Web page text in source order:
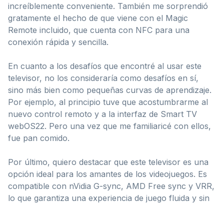
increíblemente conveniente. También me sorprendió
gratamente el hecho de que viene con el Magic
Remote incluido, que cuenta con NFC para una
conexión rápida y sencilla.
En cuanto a los desafíos que encontré al usar este
televisor, no los consideraría como desafíos en sí,
sino más bien como pequeñas curvas de aprendizaje.
Por ejemplo, al principio tuve que acostumbrarme al
nuevo control remoto y a la interfaz de Smart TV
webOS22. Pero una vez que me familiaricé con ellos,
fue pan comido.
Por último, quiero destacar que este televisor es una
opción ideal para los amantes de los videojuegos. Es
compatible con nVidia G-sync, AMD Free sync y VRR,
lo que garantiza una experiencia de juego fluida y sin